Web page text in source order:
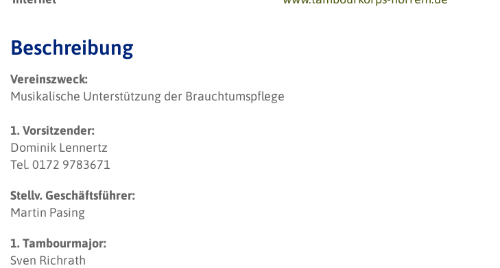
Beschreibung
Vereinszweck:
Musikalische Unterstützung der Brauchtumspflege
1. Vorsitzender:
Dominik Lennertz
Tel. 0172 9783671
Stellv. Geschäftsführer:
Martin Pasing
1. Tambourmajor:
Sven Richrath